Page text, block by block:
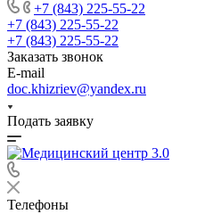
+7 (843) 225-55-22
+7 (843) 225-55-22
+7 (843) 225-55-22
Заказать звонок
E-mail
doc.khizriev@yandex.ru
Подать заявку
Телефоны